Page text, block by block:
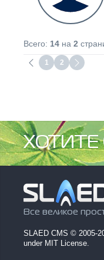
Всего: 14 на 2
1 2
ХОТИТЕ
Все великое
SLAED CMS © 2005-
under MIT License.